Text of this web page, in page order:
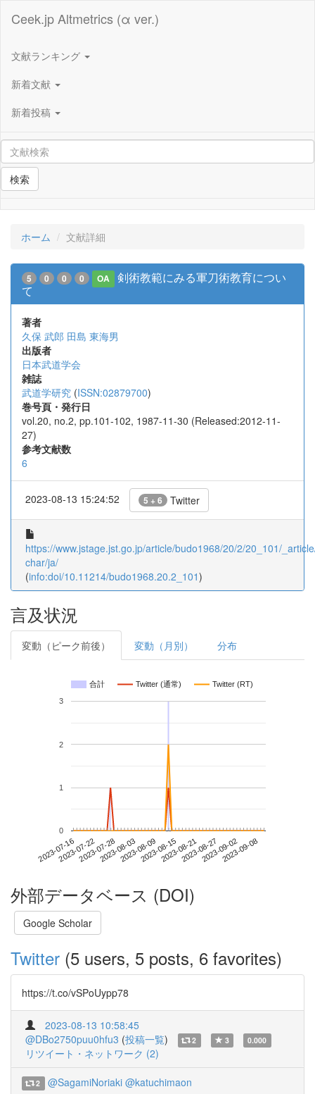
Ceek.jp Altmetrics (α ver.)
文献ランキング
新着文献
新着投稿
検索
ホーム 文献詳細
5 0 0 0 OA
剣術教範にみる軍刀術教育につい
て
著者
久保 武郎 田島 東海男
出版者
日本武道学会
雑誌
武道学研究 (ISSN:02879700)
巻号頁・発行日
vol.20, no.2, pp.101-102, 1987-11-30 (Released:2012-11-
27)
参考文献数
6
2023-08-13 15:24:52 5 + 6 Twitter
https://www.jstage.jst.go.jp/article/budo1968/20/2/20_101/
char/ja/
(info:doi/10.11214/budo1968.20.2_101)
言及状況
変動（ピーク前後） 変動（月別） 分布
合計 Twitter (通常) Twitter (RT)
2023-07-162023-07-222023-07-282023-08-032023-08-092023-08-152023-08-212023-08-272023-09-022023-09-08
0
1
2
3
外部データベース (DOI)
Google Scholar
Twitter (5 users, 5 posts, 6 favorites)
https://t.co/vSPoUypp78
2023-08-13 10:58:45
@DBo2750puu0hfu3 (投稿一覧) 2 3 0.000
リツイート・ネットワーク (2)
2 @SagamiNoriaki @katuchimaon